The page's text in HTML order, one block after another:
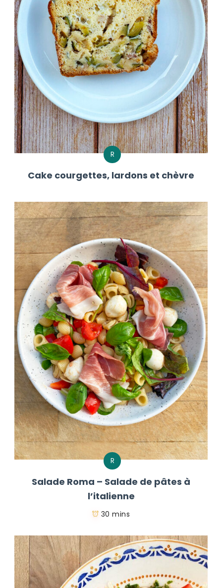
R
Cake courgettes, lardons et chèvre
R
Salade Roma – Salade de pâtes à
l’italienne
30 mins